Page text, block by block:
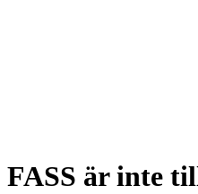
FASS är inte